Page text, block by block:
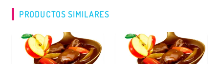
PRODUCTOS SIMILARES